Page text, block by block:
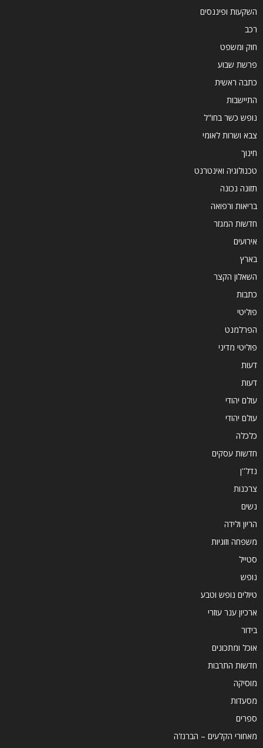
השקעות ופיננסים
רכב
חוק ומשפט
פרשת שבוע
כתבה ראשית
התיישבות
נופש כשר בחו"ל
צבא ושרות לאומי
חינוך
טכנולוגיה ואינטרנט
תזונה נכונה
בריאות ורפואה
חדשות המגזר
אירועים
בארץ
השאלון הקצר
כתבות
פוליטי
הפרלמנט
פוליטי מדיני
דעות
דעות
עולם יהודי
עולם יהודי
כלכלה
חדשות עסקים
נדל''ן
צרכנות
נשים
הריון ולידה
משפחה וזוגיות
סטייל
נופש
טיולים נופש וטבע
ארכיון ענר עוזרי
בידור
אוכל ומתכונים
חדשות התרבות
מוסיקה
מסעדות
ספרים
מאחורי הקלעים – הברנז'ה